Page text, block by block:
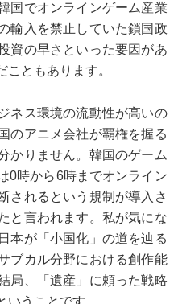
国でオンラインゲーム産業
輸入を禁止していた鎖国政
資の早さといった要因があ
こともあります。
ネス環境の流動性が高いの
のアニメ会社が覇権を握る
かりません。韓国のゲーム
0時から6時までオンライン
されるという規制が導入さ
と言われます。私が気にな
本が「小国化」の道を辿る
ブカル分野における創作能
局、「遺産」に頼った戦略
うことです。